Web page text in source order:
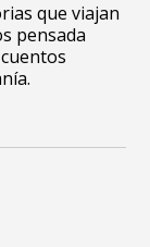
que viajan
pensada